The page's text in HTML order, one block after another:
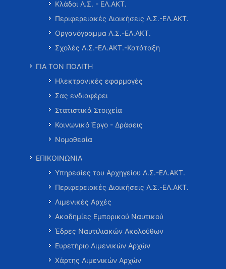
Κλάδοι Λ.Σ. - ΕΛ.ΑΚΤ.
Περιφερειακές Διοικήσεις Λ.Σ.-ΕΛ.ΑΚΤ.
Οργανόγραμμα Λ.Σ.-ΕΛ.ΑΚΤ.
Σχολές Λ.Σ.-ΕΛ.ΑΚΤ.-Κατάταξη
ΓΙΑ ΤΟΝ ΠΟΛΙΤΗ
Ηλεκτρονικές εφαρμογές
Σας ενδιαφέρει
Στατιστικά Στοιχεία
Κοινωνικό Έργο - Δράσεις
Νομοθεσία
ΕΠΙΚΟΙΝΩΝΙΑ
Υπηρεσίες του Αρχηγείου Λ.Σ.-ΕΛ.ΑΚΤ.
Περιφερειακές Διοικήσεις Λ.Σ.-ΕΛ.ΑΚΤ.
Λιμενικές Αρχές
Ακαδημίες Εμπορικού Ναυτικού
Έδρες Ναυτιλιακών Ακολούθων
Ευρετήριο Λιμενικών Αρχών
Χάρτης Λιμενικών Αρχών